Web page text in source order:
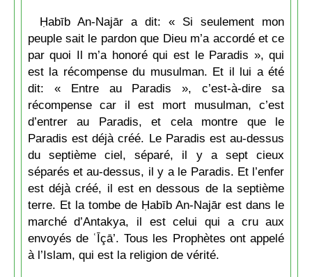
Ḥabīb An-Najār a dit: « Si seulement mon
peuple sait le pardon que Dieu m’a accordé et ce
par quoi Il m’a honoré qui est le Paradis », qui
est la récompense du musulman. Et il lui a été
dit: « Entre au Paradis », c’est-à-dire sa
récompense car il est mort musulman, c’est
d’entrer au Paradis, et cela montre que le
Paradis est déjà créé. Le Paradis est au-dessus
du septième ciel, séparé, il y a sept cieux
séparés et au-dessus, il y a le Paradis. Et l’enfer
est déjà créé, il est en dessous de la septième
terre. Et la tombe de Ḥabīb An-Najār est dans le
marché d’Antakya, il est celui qui a cru aux
envoyés de ʿĪçā’. Tous les Prophètes ont appelé
à l’Islam, qui est la religion de vérité.